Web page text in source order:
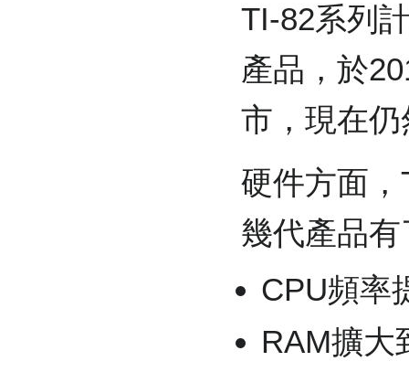
TI-82系列
產品，於
市，現在
硬件方面
幾代產品
CPU頻率
RAM擴大